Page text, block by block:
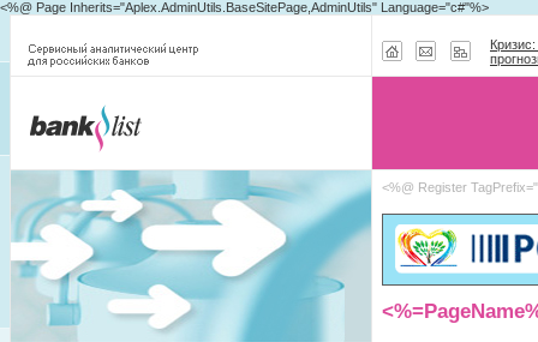
<%@ Page Inherits="Aplex.AdminUtils.BaseSitePage,AdminUtils" Language="c#"%>
<%@ Register